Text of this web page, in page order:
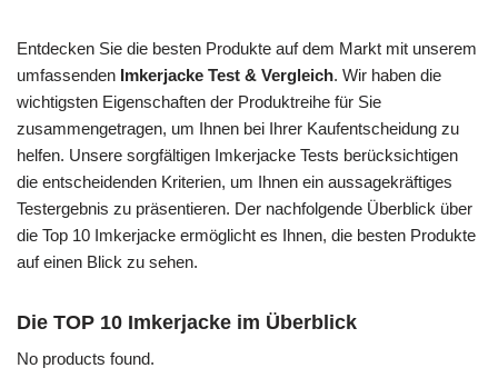
Entdecken Sie die besten Produkte auf dem Markt mit unserem
umfassenden Imkerjacke Test & Vergleich. Wir haben die
wichtigsten Eigenschaften der Produktreihe für Sie
zusammengetragen, um Ihnen bei Ihrer Kaufentscheidung zu
helfen. Unsere sorgfältigen Imkerjacke Tests berücksichtigen
die entscheidenden Kriterien, um Ihnen ein aussagekräftiges
Testergebnis zu präsentieren. Der nachfolgende Überblick über
die Top 10 Imkerjacke ermöglicht es Ihnen, die besten Produkte
auf einen Blick zu sehen.
Die TOP 10 Imkerjacke im Überblick
No products found.